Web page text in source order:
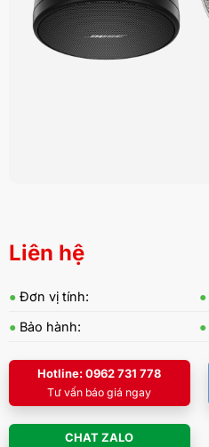
Liên hệ
● Đơn vị tính: ●
● Bảo hành: ●
Hotline: 0962 731 778
Tư vấn báo giá ngay
CHAT ZALO